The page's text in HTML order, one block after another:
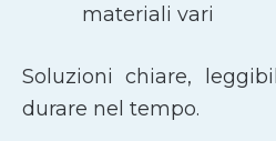
materiali vari
Soluzioni chiare,
durare nel tempo.